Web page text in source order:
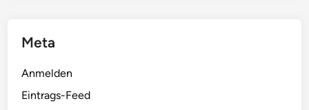
Meta
Anmelden
Eintrags-Feed